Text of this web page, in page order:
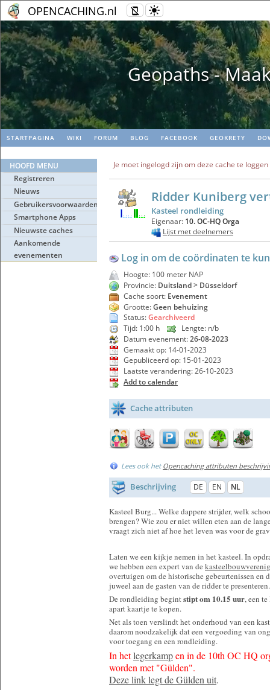
OPENCACHING.nl
Geopaths -
STARTPAGINA WIKI FORUM BLOG FACEBOOK GEOKRETY
HOOFD MENU
Registreren
Nieuws
Gebruikersvoorwaarden
Smartphone Apps
Nieuwste caches
Aankomende
evenementen
Je moet ingelogd zijn om deze cache te
Ridder Kuniberg
Kasteel rondleiding
Eigenaar: 10. OC-HQ Orga
Lijst met deelnemers
Log in om de coördinaten te
Hoogte: 100 meter NAP
Provincie: Duitsland > Düsseldorf
Cache soort: Evenement
Grootte:Geen behuizing
Status:Gearchiveerd
Tijd: 1:00 h
Lengte: n/b
Datum evenement:26-08-2023
Gemaakt op: 14-01-2023
Gepubliceerd op: 15-01-2023
Laatste verandering: 26-10-2023
Add to calendar
Cache attributen
Lees ook het Opencaching attributen
Beschrijving DE EN NL
Kasteel Burg... Welke dappere strijder, welk
brengen? Wie zou er niet willen eten aan de
vraagt ​​zich niet af hoe het leven was voor de
Laten we een kijkje nemen in het kasteel. In
we hebben een expert van de
overtuigen om de historische gebeurtenissen
juweel aan de gasten van de ridder te presenteren.
De rondleiding begintstipt om 10.15 uur, een
apart kaartje te kopen.
Net als toen verslindt het onderhoud van een
daarom noodzakelijk dat een vergoeding van
voor toegang en een rondleiding.
In hetlegerkampen in de 10th OC HQ
worden met "Gülden".
Deze link legt de Gülden uit.